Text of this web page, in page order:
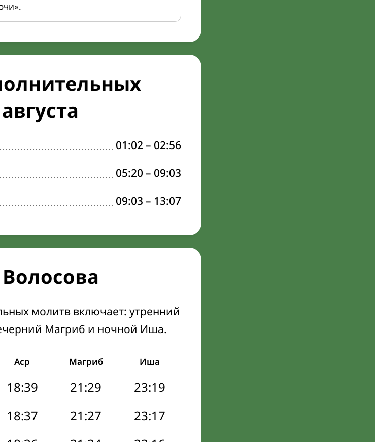
01:02 – 02:56
05:20 – 09:03
09:03 – 13:07
молитв включает: утренний
Магриб и ночной Иша.
Аср Магриб Иша
18:39 21:29
23:19
18:37 21:27
23:17